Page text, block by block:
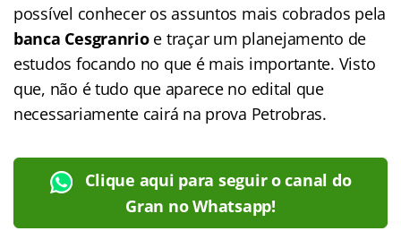
possível conhecer os assuntos mais cobrados pela
banca Cesgranrioe traçar um planejamento de
estudos focando no que é mais importante. Visto
que, não é tudo que aparece no edital que
necessariamente cairá na prova Petrobras.
Clique aqui para seguir o canal do
Gran no Whatsapp!